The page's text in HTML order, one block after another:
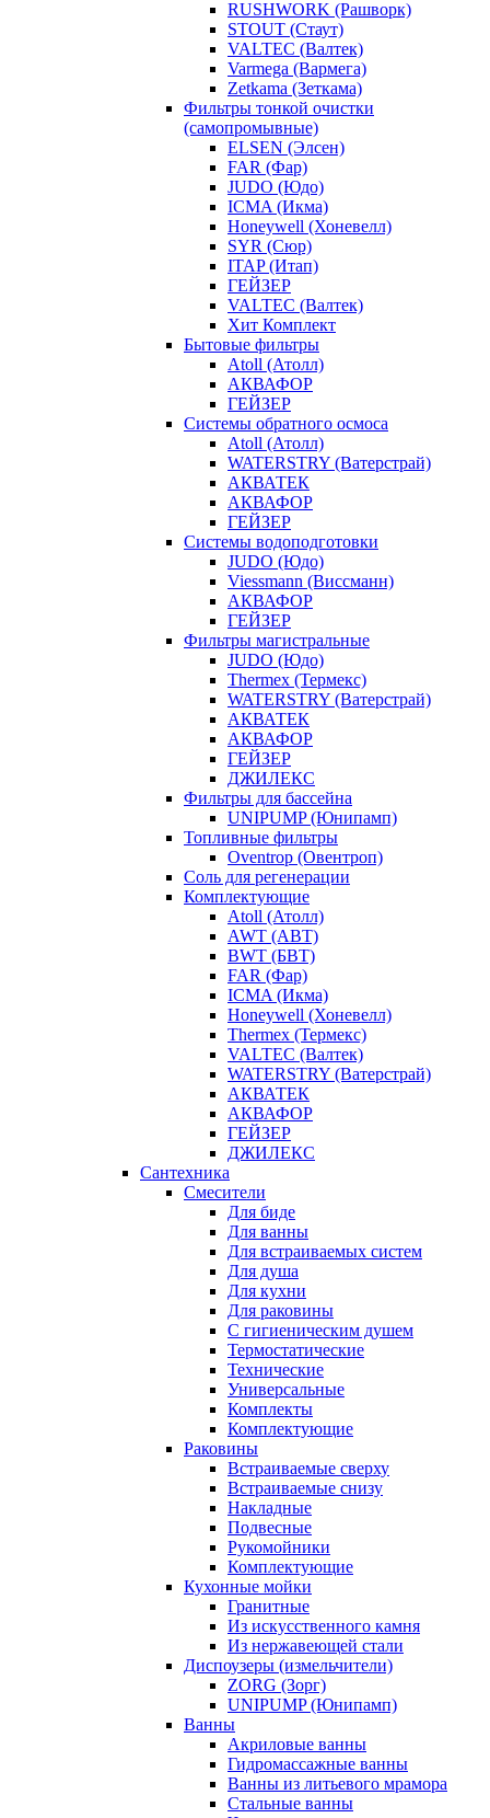
RUSHWORK (Рашворк)
STOUT (Стаут)
VALTEC (Валтек)
Varmega (Вармега)
Zetkama (Зеткама)
Фильтры тонкой очистки
(самопромывные)
ELSEN (Элсен)
FAR (Фар)
JUDO (Юдо)
ICMA (Икма)
Honeywell (Хоневелл)
SYR (Сюр)
ITAP (Итап)
ГЕЙЗЕР
VALTEC (Валтек)
Хит Комплект
Бытовые фильтры
Atoll (Атолл)
АКВАФОР
ГЕЙЗЕР
Системы обратного осмоса
Atoll (Атолл)
WATERSTRY (Ватерстрай)
АКВАТЕК
АКВАФОР
ГЕЙЗЕР
Системы водоподготовки
JUDO (Юдо)
Viessmann (Виссманн)
АКВАФОР
ГЕЙЗЕР
Фильтры магистральные
JUDO (Юдо)
Thermex (Термекс)
WATERSTRY (Ватерстрай)
АКВАТЕК
АКВАФОР
ГЕЙЗЕР
ДЖИЛЕКС
Фильтры для бассейна
UNIPUMP (Юнипамп)
Топливные фильтры
Oventrop (Овентроп)
Соль для регенерации
Комплектующие
Atoll (Атолл)
AWT (АВТ)
BWT (БВТ)
FAR (Фар)
ICMA (Икма)
Honeywell (Хоневелл)
Thermex (Термекс)
VALTEC (Валтек)
WATERSTRY (Ватерстрай)
АКВАТЕК
АКВАФОР
ГЕЙЗЕР
ДЖИЛЕКС
Сантехника
Смесители
Для биде
Для ванны
Для встраиваемых систем
Для душа
Для кухни
Для раковины
С гигиеническим душем
Термостатические
Технические
Универсальные
Комплекты
Комплектующие
Раковины
Встраиваемые сверху
Встраиваемые снизу
Накладные
Подвесные
Рукомойники
Комплектующие
Кухонные мойки
Гранитные
Из искусственного камня
Из нержавеющей стали
Диспоузеры (измельчители)
ZORG (Зорг)
UNIPUMP (Юнипамп)
Ванны
Акриловые ванны
Гидромассажные ванны
Ванны из литьевого мрамора
Стальные ванны